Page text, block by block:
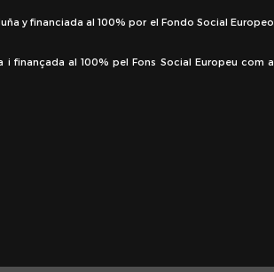
y financiada al 100% por el Fondo Social Europeo
finançada al 100% pel Fons Social Europeu com a